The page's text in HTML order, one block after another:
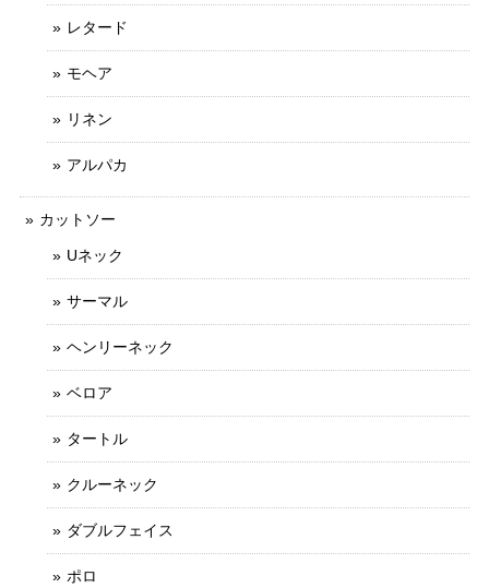
レタード
モヘア
リネン
アルパカ
カットソー
Uネック
サーマル
ヘンリーネック
ベロア
タートル
クルーネック
ダブルフェイス
ポロ